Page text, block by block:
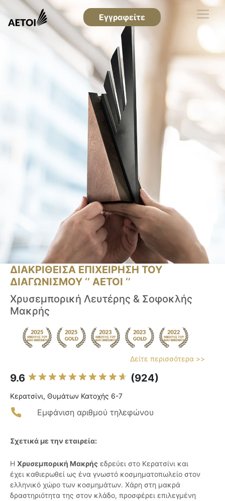
Εγγραφείτε
ΔΙΑΚΡΙΘΕΙΣΑ ΕΠΙΧΕΙΡΗΣΗ ΤΟΥ
ΔΙΑΓΩΝΙΣΜΟΥ ‘’ ΑΕΤΟΙ ‘’
Χρυσεμπορική Λευτέρης & Σοφοκλής
Μακρής
Δείτε περισσότερα >>
9.6 (924)
Κερατσίνι, Θυμάτων Κατοχής 6-7
Εμφάνιση αριθμού τηλεφώνου
Σχετικά με την εταιρεία:
Η Χρυσεμπορική Μακρής εδρεύει στο Κερατσίνι και
έχει καθιερωθεί ως ένα γνωστό κοσμηματοπωλείο στον
ελληνικό χώρο των κοσμημάτων. Χάρη στη μακρά
δραστηριότητα της στον κλάδο, προσφέρει επιλεγμένη